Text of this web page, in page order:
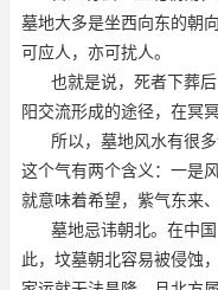
墓地大多是坐西向东的朝
可应人，亦可扰人。
也就是说，死者下葬
阳交流形成的途径，在冥
所以，墓地风水有很
这个气有两个含义：一是
就意味着希望，紫气东来
墓地忌讳朝北。在中
此，坟墓朝北容易被侵蚀